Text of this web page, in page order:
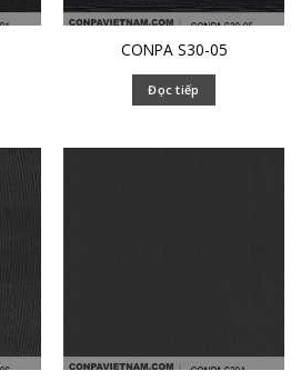
CONPA S30-05
Đọc tiếp